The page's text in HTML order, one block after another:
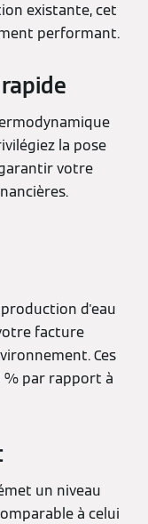
existante, cet
performant.
la pose
votre
d'eau
facture
Ces
% par rapport à
un niveau
à celui